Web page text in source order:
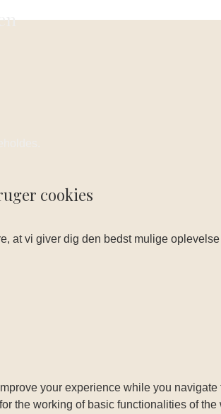
cookies
at vi giver dig den bedst mulige
your experience while you
the working of basic functionalities of